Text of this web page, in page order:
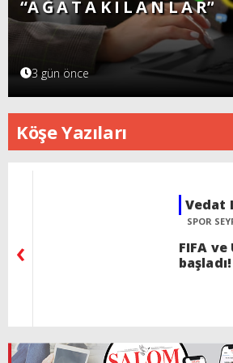
“A Ğ A T A K I L A N L A R”
3 gün önce
Köşe Yazıları
Selin SÜAR
KÖŞEBAŞI
Acının
öğrettiği
‹